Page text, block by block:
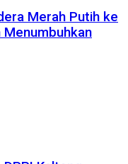
Merah Putih ke
Menumbuhkan